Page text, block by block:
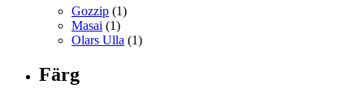
Gozzip (1)
Masai (1)
Olars Ulla (1)
Färg